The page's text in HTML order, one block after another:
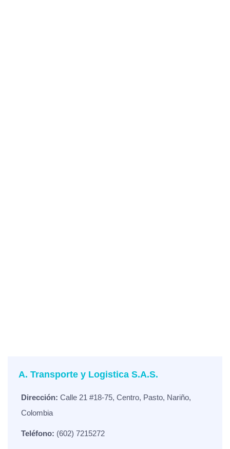
A. Transporte y Logistica S.A.S.
Dirección: Calle 21 #18-75, Centro, Pasto, Nariño,
Colombia
Teléfono: (602) 7215272